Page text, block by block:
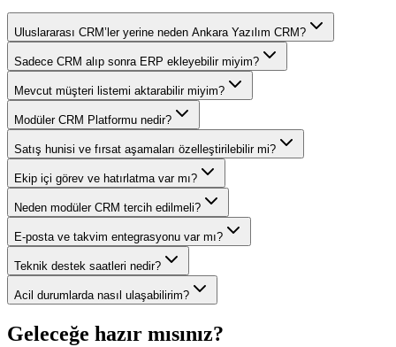
Uluslararası CRM’ler yerine neden Ankara Yazılım CRM?
Sadece CRM alıp sonra ERP ekleyebilir miyim?
Mevcut müşteri listemi aktarabilir miyim?
Modüler CRM Platformu nedir?
Satış hunisi ve fırsat aşamaları özelleştirilebilir mi?
Ekip içi görev ve hatırlatma var mı?
Neden modüler CRM tercih edilmeli?
E-posta ve takvim entegrasyonu var mı?
Teknik destek saatleri nedir?
Acil durumlarda nasıl ulaşabilirim?
Geleceğe hazır mısınız?